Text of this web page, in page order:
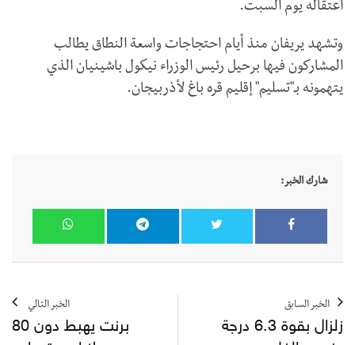
اعتقاله يوم السبت.
وتشهد يريفان منذ أيام احتجاجات واسعة النطاق يطالب
المشاركون فيها برحيل رئيس الوزراء نيكول باشينيان الذي
يتهمونه بـ"تسليم" إقليم قره باغ لأذربيجان.
شارك الخبر:
الخبر السابق
زلزال بقوة 6.3 درجة
الخبر التالي
برنت يهبط دون 80